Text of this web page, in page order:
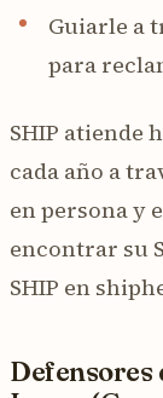
Guiarle a
para
SHIP atiende
cada año a
en persona y
encontrar su
SHIP en
Defensores